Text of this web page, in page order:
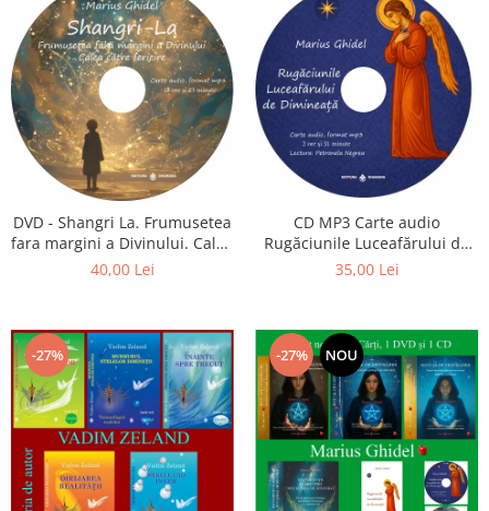
DVD - Shangri La. Frumusetea
fara margini a Divinului. Calea
catre fericire
40,00 Lei
CD MP3 Carte audio
Rugăciunile Luceafărului de
dimineață
35,00 Lei
-27% -27% NOU